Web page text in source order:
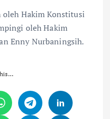
Hakim Konstitusi
oleh Hakim
Enny Nurbaningsih.